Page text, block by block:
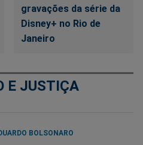
gravações da série da
Disney+ no Rio de
Janeiro
E JUSTIÇA
BOLSONARO